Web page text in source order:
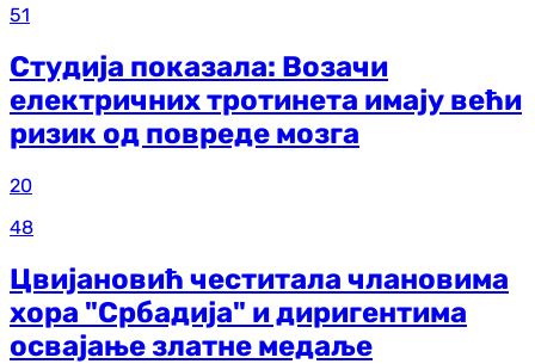
51
Студија показала: Возачи
електричних тротинета имају већи
ризик од повреде мозга
20
48
Цвијановић честитала члановима
хора "Србадија" и диригентима
освајање златне медаље